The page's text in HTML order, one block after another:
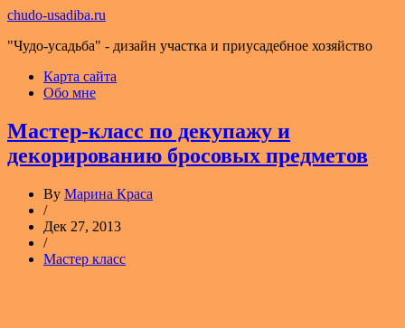
chudo-usadiba.ru
"Чудо-усадьба" - дизайн участка и приусадебное хозяйство
Карта сайта
Обо мне
Мастер-класс по декупажу и
декорированию бросовых предметов
By Марина Краса
/
Дек 27, 2013
/
Мастер класс